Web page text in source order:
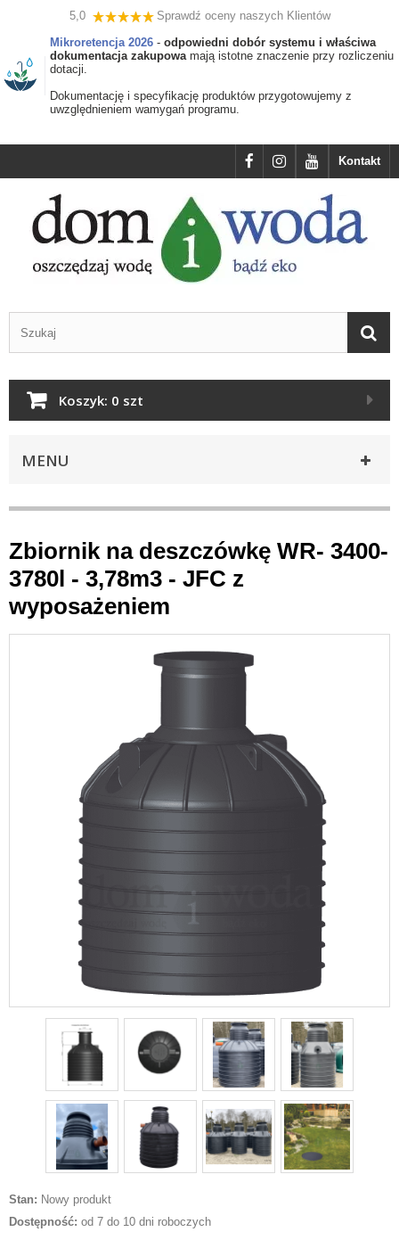
5,0
Sprawdź oceny naszych Klientów
Mikroretencja 2026 - odpowiedni dobór systemu i właściwa
dokumentacja zakupowamają istotne znaczenie przy rozliczeniu
dotacji.
Dokumentację i specyfikację produktów przygotowujemy z
uwzględnieniem wamygań programu.
Kontakt
Koszyk: 0 szt
MENU
Zbiornik na deszczówkę WR- 3400-
3780l - 3,78m3 - JFC z
wyposażeniem
Stan: Nowy produkt
Dostępność: od 7 do 10 dni roboczych